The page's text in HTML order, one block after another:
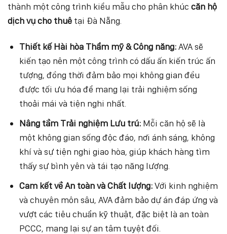
thành một công trình kiểu mẫu cho phân khúc căn hộ
dịch vụ cho thuê tại Đà Nẵng.
Thiết kế Hài hòa Thẩm mỹ & Công năng:AVA sẽ
kiến tạo nên một công trình có dấu ấn kiến trúc ấn
tượng, đồng thời đảm bảo mọi không gian đều
được tối ưu hóa để mang lại trải nghiệm sống
thoải mái và tiện nghi nhất.
Nâng tầm Trải nghiệm Lưu trú: Mỗi căn hộ sẽ là
một không gian sống độc đáo, nơi ánh sáng, không
khí và sự tiện nghi giao hòa, giúp khách hàng tìm
thấy sự bình yên và tái tạo năng lượng.
Cam kết về An toàn và Chất lượng:Với kinh nghiệm
và chuyên môn sâu, AVA đảm bảo dự án đáp ứng và
vượt các tiêu chuẩn kỹ thuật, đặc biệt là an toàn
PCCC, mang lại sự an tâm tuyệt đối.